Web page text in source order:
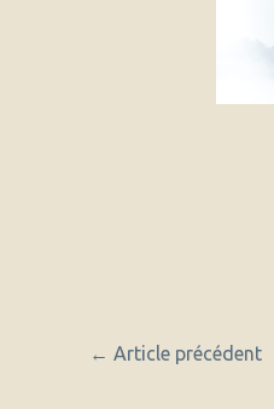
← Article précédent